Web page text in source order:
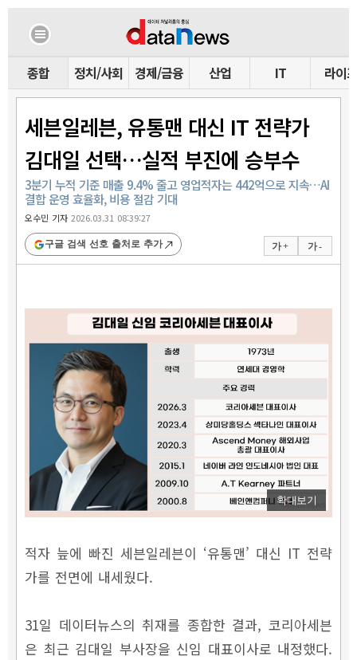
종합 정치/사회 경제/금융 산업 IT 라이프
세븐일레븐, 유통맨 대신 IT 전략가
김대일 선택…실적 부진에 승부수
3분기 누적 기준 매출 9.4% 줄고 영업적자는 442억으로 지속…AI
결합 운영 효율화, 비용 절감 기대
오수민 기자2026.03.31 08:39:27
가 + 가 -
구글 검색 선호 출처로 추가
확대보기
적자 늪에 빠진 세븐일레븐이 ‘유통맨’ 대신 IT 전략
가를 전면에 내세웠다.
31일 데이터뉴스의 취재를 종합한 결과, 코리아세븐
은 최근 김대일 부사장을 신임 대표이사로 내정했다.